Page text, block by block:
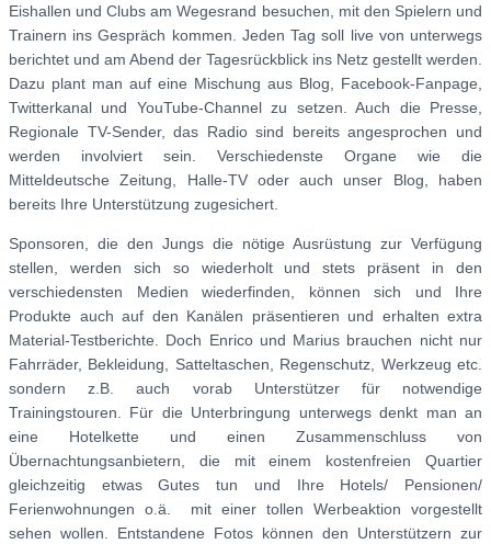
Eishallen und Clubs am Wegesrand besuchen, mit den Spielern und
Trainern ins Gespräch kommen. Jeden Tag soll live von unterwegs
berichtet und am Abend der Tagesrückblick ins Netz gestellt werden.
Dazu plant man auf eine Mischung aus Blog, Facebook-Fanpage,
Twitterkanal und YouTube-Channel zu setzen. Auch die Presse,
Regionale TV-Sender, das Radio sind bereits angesprochen und
werden involviert sein. Verschiedenste Organe wie die
Mitteldeutsche Zeitung, Halle-TV oder auch unser Blog, haben
bereits Ihre Unterstützung zugesichert.
Sponsoren, die den Jungs die nötige Ausrüstung zur Verfügung
stellen, werden sich so wiederholt und stets präsent in den
verschiedensten Medien wiederfinden, können sich und Ihre
Produkte auch auf den Kanälen präsentieren und erhalten extra
Material-Testberichte. Doch Enrico und Marius brauchen nicht nur
Fahrräder, Bekleidung, Satteltaschen, Regenschutz, Werkzeug etc.
sondern z.B. auch vorab Unterstützer für notwendige
Trainingstouren. Für die Unterbringung unterwegs denkt man an
eine Hotelkette und einen Zusammenschluss von
Übernachtungsanbietern, die mit einem kostenfreien Quartier
gleichzeitig etwas Gutes tun und Ihre Hotels/ Pensionen/
Ferienwohnungen o.ä. mit einer tollen Werbeaktion vorgestellt
sehen wollen. Entstandene Fotos können den Unterstützern zur